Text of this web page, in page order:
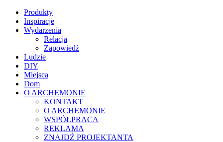
Produkty
Inspiracje
Wydarzenia
Relacja
Zapowiedź
Ludzie
DIY
Miejsca
Dom
O ARCHEMONIE
KONTAKT
O ARCHEMONIE
WSPÓŁPRACA
REKLAMA
ZNAJDŹ PROJEKTANTA